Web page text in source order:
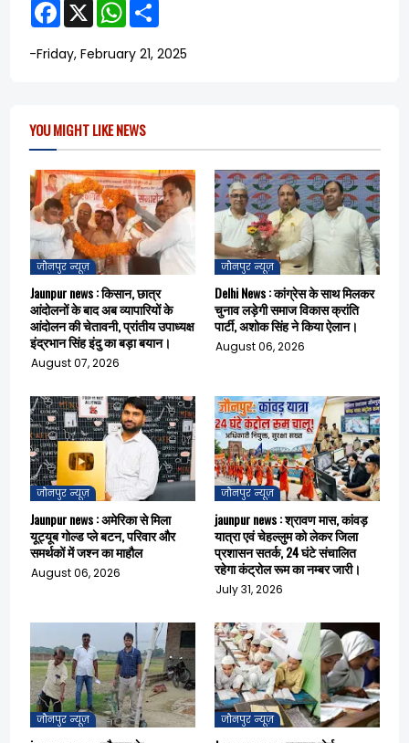
F
e
b
X
W
t
s
r
e
-Friday, February 21, 2025
YOU MIGHT LIKE NEWS
जौनपुर न्यूज़
Jaunpur news : किसान, छात्र
आंदोलनों के बाद अब व्यापारियों के
आंदोलन की चेतावनी, प्रांतीय उपाध्यक्ष
इंद्रभान सिंह इंदु का बड़ा बयान।
August 07, 2026
जौनपुर न्यूज़
Delhi News : कांग्रेस के साथ मिलकर
चुनाव लड़ेगी समाज विकास क्रांति
पार्टी, अशोक सिंह ने किया ऐलान।
August 06, 2026
जौनपुर न्यूज़
Jaunpur news : अमेरिका से मिला
यूट्यूब गोल्ड प्ले बटन, परिवार और
समर्थकों में जश्न का माहौल
August 06, 2026
जौनपुर न्यूज़
jaunpur news : श्रावण मास, कांवड़
यात्रा एवं चेहल्लुम को लेकर जिला
प्रशासन सतर्क, 24 घंटे संचालित
रहेगा कंट्रोल रूम का नम्बर जारी।
July 31, 2026
जौनपुर न्यूज़ जौनपुर न्यूज़